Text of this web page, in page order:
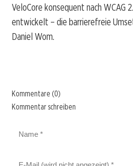
VeloCore konsequent nach WCAG
entwickelt – die barrierefreie
Daniel Wom.
Kommentare (0)
Kommentar schreiben